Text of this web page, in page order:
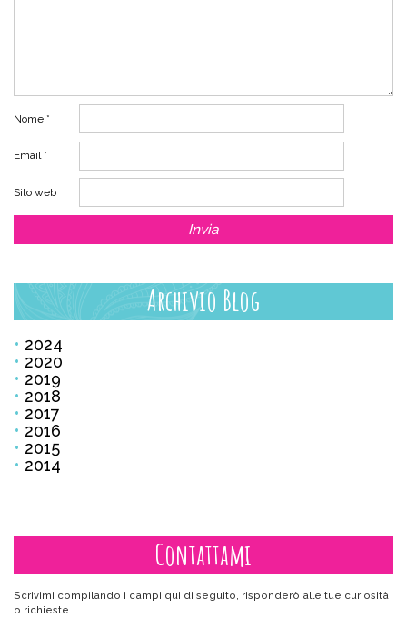
Nome *
Email *
Sito web
Archivio Blog
2024
2020
2019
2018
2017
2016
2015
2014
Contattami
Scrivimi compilando i campi qui di seguito, risponderò alle tue curiosità
o richieste